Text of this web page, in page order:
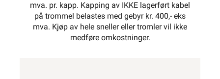
mva. pr. kapp. Kapping av IKKE lagerført kabel
på trommel belastes med gebyr kr. 400,- eks
mva. Kjøp av hele sneller eller tromler vil ikke
medføre omkostninger.